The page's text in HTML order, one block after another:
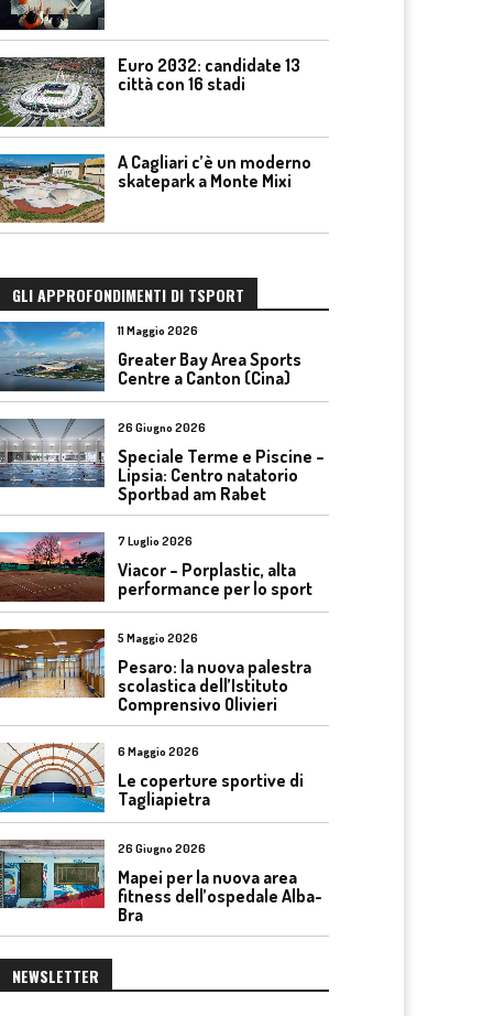
Euro 2032: candidate 13
città con 16 stadi
A Cagliari c’è un moderno
skatepark a Monte Mixi
GLI APPROFONDIMENTI DI TSPORT
11 Maggio 2026
Greater Bay Area Sports
Centre a Canton (Cina)
26 Giugno 2026
Speciale Terme e Piscine –
Lipsia: Centro natatorio
Sportbad am Rabet
7 Luglio 2026
Viacor – Porplastic, alta
performance per lo sport
5 Maggio 2026
Pesaro: la nuova palestra
scolastica dell’Istituto
Comprensivo Olivieri
6 Maggio 2026
Le coperture sportive di
Tagliapietra
26 Giugno 2026
Mapei per la nuova area
fitness dell’ospedale Alba-
Bra
NEWSLETTER